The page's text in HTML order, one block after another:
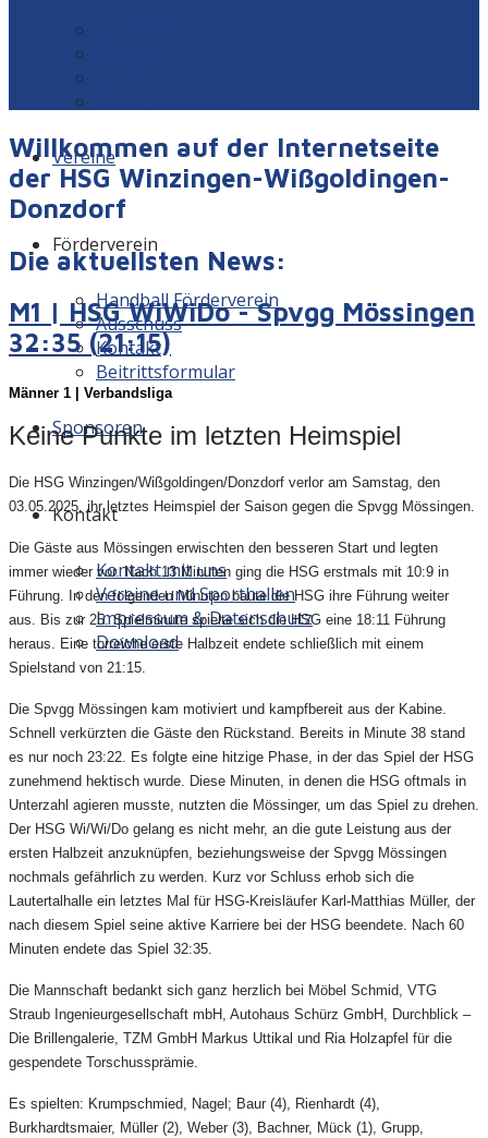
Vereine
Förderverein
Handball Förderverein
Ausschuss
Kontakt
Beitrittsformular
Sponsoren
Kontakt
Kontakt mit uns
Vereine und Sporthallen
Impressum & Datenschutz
Download
Willkommen auf der Internetseite
der HSG Winzingen-Wißgoldingen-
Donzdorf
Die aktuellsten News:
M1 | HSG WiWiDo - Spvgg Mössingen
32:35 (21:15)
Männer 1 | Verbandsliga
Keine Punkte im letzten Heimspiel
Die HSG Winzingen/Wißgoldingen/Donzdorf verlor am Samstag, den
03.05.2025, ihr letztes Heimspiel der Saison gegen die Spvgg Mössingen.
Die Gäste aus Mössingen erwischten den besseren Start und legten
immer wieder vor. Nach 13 Minuten ging die HSG erstmals mit 10:9 in
Führung. In den folgenden Minuten baute die HSG ihre Führung weiter
aus. Bis zur 25. Spielminute spielte sich die HSG eine 18:11 Führung
heraus. Eine torreiche erste Halbzeit endete schließlich mit einem
Spielstand von 21:15.
Die Spvgg Mössingen kam motiviert und kampfbereit aus der Kabine.
Schnell verkürzten die Gäste den Rückstand. Bereits in Minute 38 stand
es nur noch 23:22. Es folgte eine hitzige Phase, in der das Spiel der HSG
zunehmend hektisch wurde. Diese Minuten, in denen die HSG oftmals in
Unterzahl agieren musste, nutzten die Mössinger, um das Spiel zu drehen.
Der HSG Wi/Wi/Do gelang es nicht mehr, an die gute Leistung aus der
ersten Halbzeit anzuknüpfen, beziehungsweise der Spvgg Mössingen
nochmals gefährlich zu werden. Kurz vor Schluss erhob sich die
Lautertalhalle ein letztes Mal für HSG-Kreisläufer Karl-Matthias Müller, der
nach diesem Spiel seine aktive Karriere bei der HSG beendete. Nach 60
Minuten endete das Spiel 32:35.
Die Mannschaft bedankt sich ganz herzlich bei Möbel Schmid, VTG
Straub Ingenieurgesellschaft mbH, Autohaus Schürz GmbH, Durchblick –
Die Brillengalerie, TZM GmbH Markus Uttikal und Ria Holzapfel für die
gespendete Torschussprämie.
Es spielten: Krumpschmied, Nagel; Baur (4), Rienhardt (4),
Burkhardtsmaier, Müller (2), Weber (3), Bachner, Mück (1), Grupp,